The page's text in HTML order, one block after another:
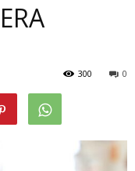
0
300